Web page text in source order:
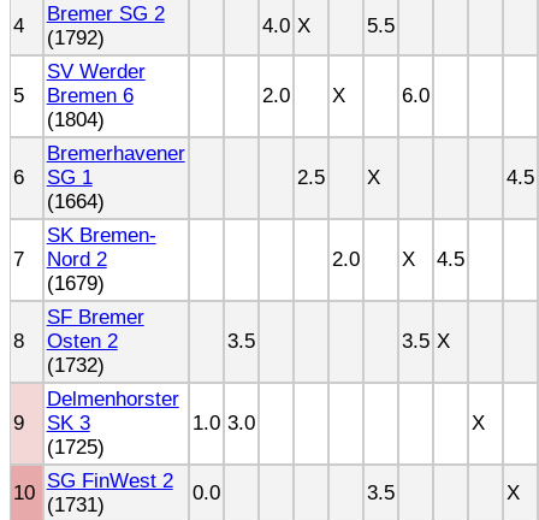
4
Bremer SG 2
(1792)
4.0 X 5.5
5
SV Werder
Bremen 6
(1804)
2.0 X 6.0
6
Bremerhavener
SG 1
(1664)
2.5 X 4.5
7
SK Bremen-
Nord 2
(1679)
2.0 X 4.5
8
SF Bremer
Osten 2
(1732)
3.5 3.5 X
9
Delmenhorster
SK 3
(1725)
1.0 3.0 X
10
SG FinWest 2
(1731)
0.0 3.5 X